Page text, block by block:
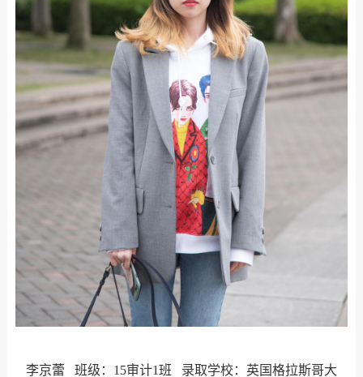
李京蕾 班级：15审计1班 录取学校：英国格拉斯哥大